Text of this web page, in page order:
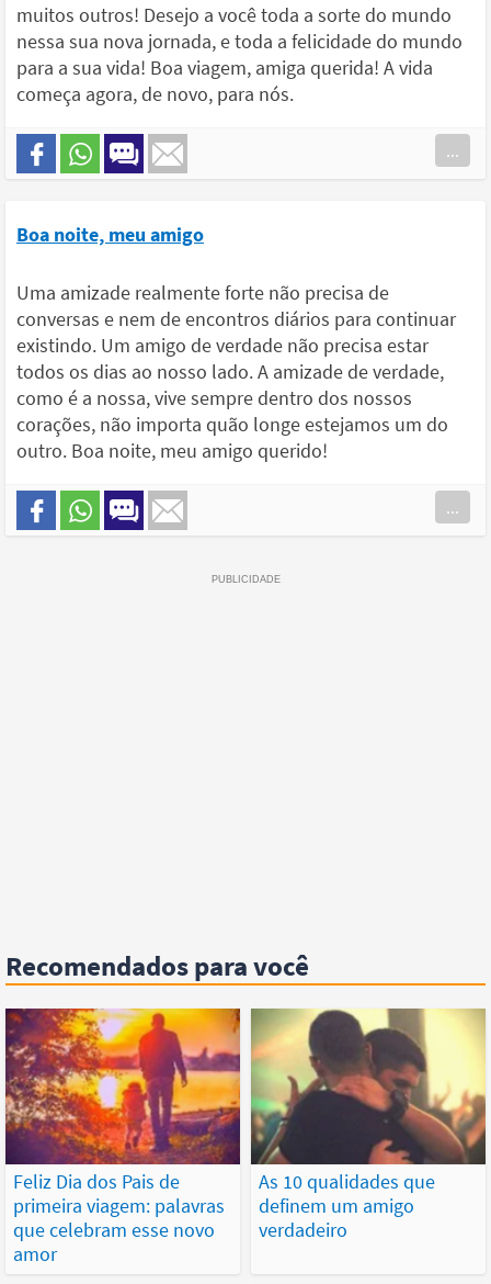
muitos outros! Desejo a você toda a sorte do mundo
nessa sua nova jornada, e toda a felicidade do mundo
para a sua vida! Boa viagem, amiga querida! A vida
começa agora, de novo, para nós.
...
Boa noite, meu amigo
Uma amizade realmente forte não precisa de
conversas e nem de encontros diários para continuar
existindo. Um amigo de verdade não precisa estar
todos os dias ao nosso lado. A amizade de verdade,
como é a nossa, vive sempre dentro dos nossos
corações, não importa quão longe estejamos um do
outro. Boa noite, meu amigo querido!
...
Recomendados para você
Feliz Dia dos Pais de
primeira viagem: palavras
que celebram esse novo
amor
As 10 qualidades que
definem um amigo
verdadeiro